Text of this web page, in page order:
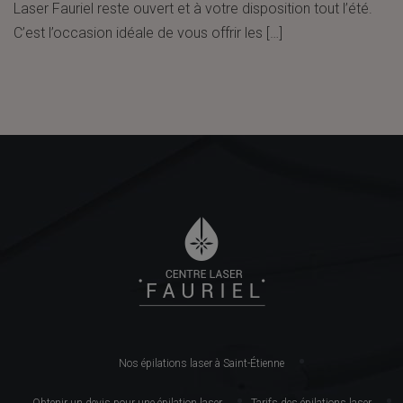
Laser Fauriel reste ouvert et à votre disposition tout l’été.
C’est l’occasion idéale de vous offrir les […]
Nos épilations laser à Saint-Étienne